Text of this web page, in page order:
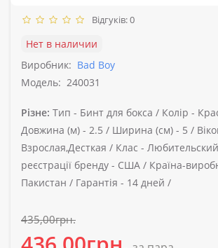
Відгуків: 0
Нет в наличии
Виробник: Bad Boy
Модель: 240031
Різне: Тип - Бинт для бокса / Колір -
Довжина (м) - 2.5 / Ширина (см) - 5 /
Взрослая,Десткая / Клас -
реєстрації бренду - США / Країна-
Пакистан / Гарантія - 14 дней /
435,00грн.